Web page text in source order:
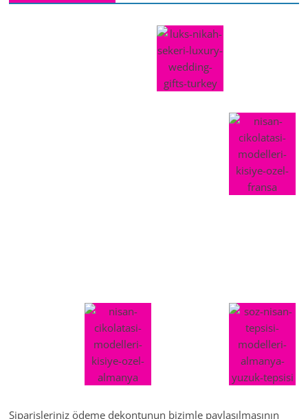
Siparişleriniz ödeme dekontunun bizimle paylaşılmasının